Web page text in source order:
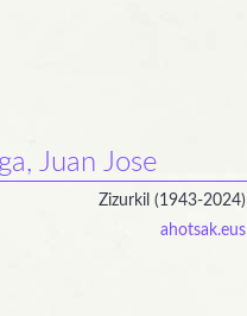
Juan Jose
Zizurkil (1943-2024)
ahotsak.eus